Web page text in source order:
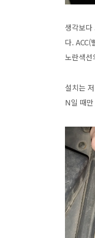
생각보다
다.
노란색선
설치는
N일 때